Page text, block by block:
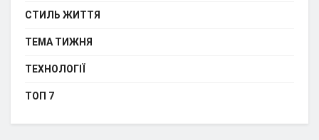
СТИЛЬ ЖИТТЯ
ТЕМА ТИЖНЯ
ТЕХНОЛОГІЇ
ТОП 7